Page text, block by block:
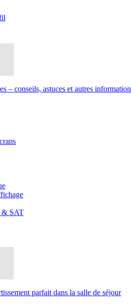
– conseils, astuces et autres
& SAT
parfait dans la salle de séjour